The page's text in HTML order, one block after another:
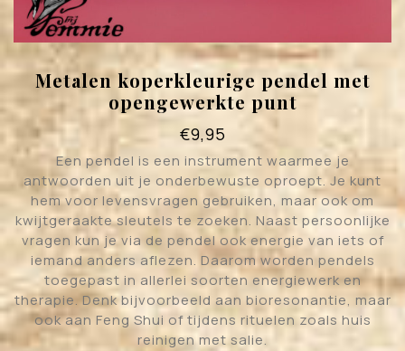
Metalen koperkleurige pendel met
opengewerkte punt
€9,95
Een pendel is een instrument waarmee je
antwoorden uit je onderbewuste oproept. Je kunt
hem voor levensvragen gebruiken, maar ook om
kwijtgeraakte sleutels te zoeken. Naast persoonlijke
vragen kun je via de pendel ook energie van iets of
iemand anders aflezen. Daarom worden pendels
toegepast in allerlei soorten energiewerk en
therapie. Denk bijvoorbeeld aan bioresonantie, maar
ook aan Feng Shui of tijdens rituelen zoals huis
reinigen met salie.